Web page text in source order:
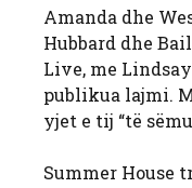
Amanda dhe
Hubbard dhe
Live, me
publikua lajmi.
yjet e tij “të
Summer House